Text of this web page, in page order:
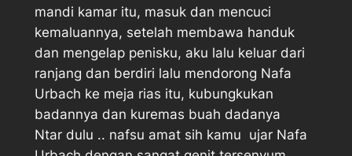
mandi kamar itu, masuk dan mencuci
kemaluannya, setelah membawa handuk
dan mengelap penisku, aku lalu keluar dari
ranjang dan berdiri lalu mendorong Nafa
Urbach ke meja rias itu, kubungkukan
badannya dan kuremas buah dadanya
Ntar dulu .. nafsu amat sih kamu  ujar Nafa